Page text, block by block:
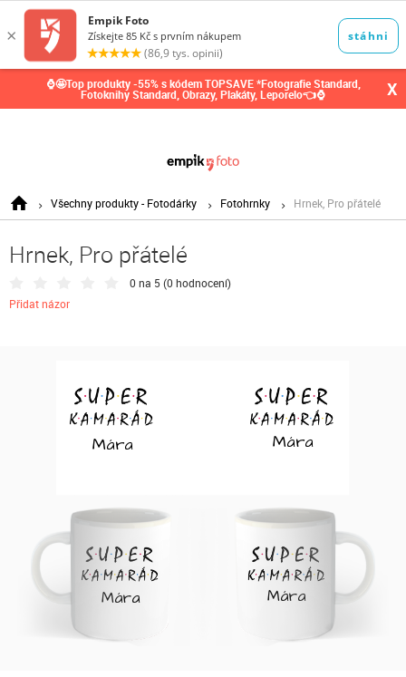
⌚🤩Top produkty -55% s kódem TOPSAVE *Fotografie Standard,
Fotoknihy Standard, Obrazy, Plakáty, Leporelo👈⌚ X
Všechny produkty - Fotodárky Fotohrnky Hrnek, Pro přátelé
Hrnek, Pro přátelé
0 na 5 (0 hodnocení)
Přidat názor
Mára Mára
Mára Mára